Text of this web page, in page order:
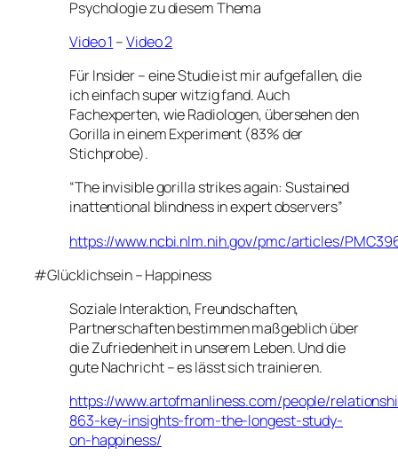
Psychologie zu diesem Thema
Video 1 –Video 2
Für Insider – eine Studie ist mir aufgefallen, die
ich einfach super witzig fand. Auch
Fachexperten, wie Radiologen, übersehen den
Gorilla in einem Experiment (83% der
Stichprobe).
“The invisible gorilla strikes again: Sustained
inattentional blindness in expert observers”
https://www.ncbi.nlm.nih.gov/pmc/articles/
#Glücklichsein – Happiness
Soziale Interaktion, Freundschaften,
Partnerschaften bestimmen maßgeblich über
die Zufriedenheit in unserem Leben. Und die
gute Nachricht – es lässt sich trainieren.
https://www.artofmanliness.com/people/
863-key-insights-from-the-longest-study-
on-happiness/